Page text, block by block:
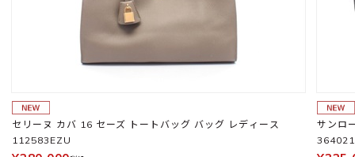
セリーヌ カバ 16 セーズ トートバッグ バッグ レディース
112583EZU
サンロ